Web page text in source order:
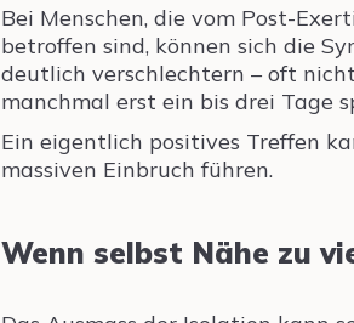
Bei Menschen, die vom Post-
betroffen sind, können sich die
deutlich verschlechtern – oft
manchmal erst ein bis drei Tage
Ein eigentlich positives Treffen
massiven Einbruch führen.
Wenn selbst Nähe zu